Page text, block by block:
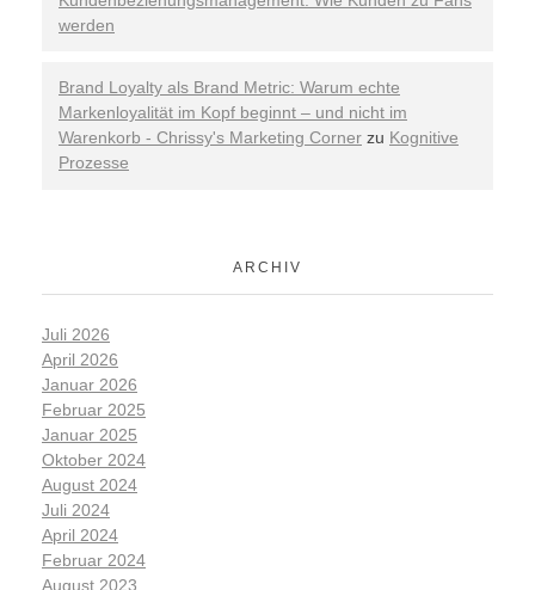
werden
Brand Loyalty als Brand Metric: Warum echte
Markenloyalität im Kopf beginnt – und nicht im
Warenkorb - Chrissy's Marketing Corner zu Kognitive
Prozesse
ARCHIV
Juli 2026
April 2026
Januar 2026
Februar 2025
Januar 2025
Oktober 2024
August 2024
Juli 2024
April 2024
Februar 2024
August 2023